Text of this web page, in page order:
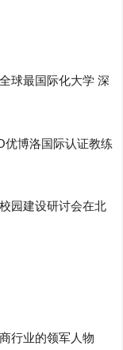
球最国际化大学 深
优博洛国际认证教练
园建设研讨会在北
行业的领军人物